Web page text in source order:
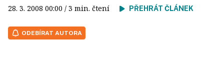
28. 3. 2008 00:00 / 3 min. čtení PŘEHRÁT ČLÁNEK
ODEBÍRAT AUTORA